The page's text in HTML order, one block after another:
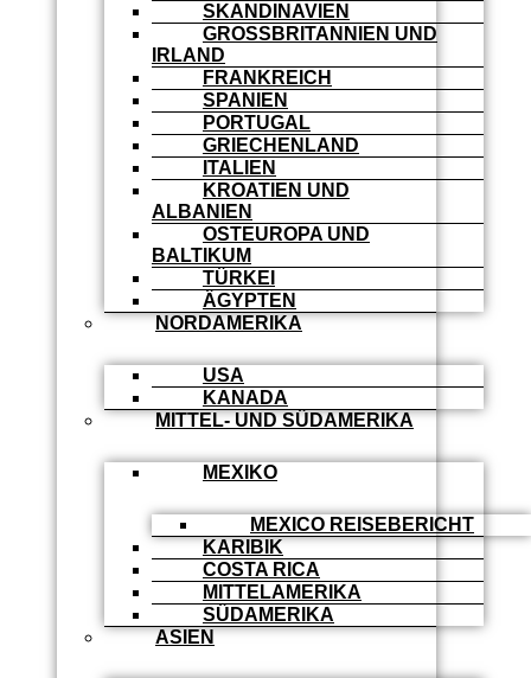
SKANDINAVIEN
GROSSBRITANNIEN UND I
RLAND
FRANKREICH
SPANIEN
PORTUGAL
GRIECHENLAND
ITALIEN
KROATIEN UND
ALBANIEN
OSTEUROPA UND
BALTIKUM
TÜRKEI
ÄGYPTEN
NORDAMERIKA
USA
KANADA
MITTEL- UND SÜDAMERIKA
MEXIKO
MEXICO REISEBERICHT
KARIBIK
COSTA RICA
MITTELAMERIKA
SÜDAMERIKA
ASIEN